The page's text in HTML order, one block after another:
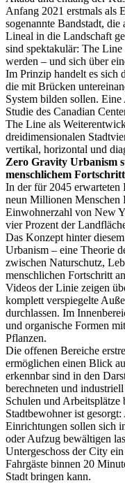
Anfang 2021 erstmals als
sogenannte Bandstadt,
Lineal in die Landschaft
sind spektakulär: The
werden – und sich über
Im Prinzip handelt es sich
die mit Brücken
System bilden sollen.
Studie des Canadian
The Line als
dreidimensionalen
vertikal, horizontal und
Zero Gravity Urbanism
menschlichem Fortschritt
In der für 2045 erwarteten
neun Millionen Menschen
Einwohnerzahl von New
vier Prozent der
Das Konzept hinter
Urbanism – eine Theorie
zwischen Naturschutz,
menschlichen Fortschritt
Videos der Linie zeigen
komplett verspiegelte
durchlassen. Im
und organische Formen
Pflanzen.
Die offenen Bereiche
ermöglichen einen Blick
erkennbar sind in den
berechneten und
Schulen und
Stadtbewohner ist
Einrichtungen sollen sich
oder Aufzug bewältigen
Untergeschoss der City
Fahrgäste binnen 20
Stadt bringen kann.